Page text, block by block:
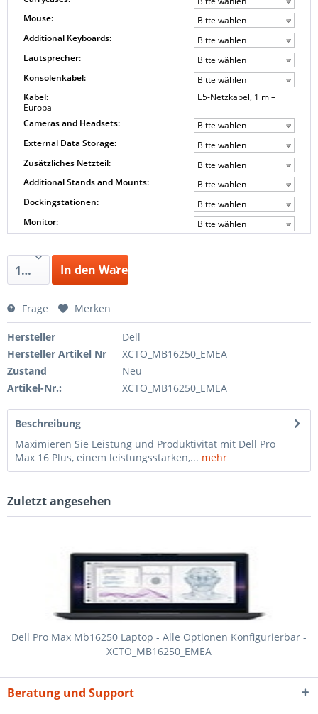
Mouse:
Bitte wählen
Additional Keyboards:
Bitte wählen
Lautsprecher:
Bitte wählen
Konsolenkabel:
Bitte wählen
Kabel:
E5-Netzkabel, 1 m –
Europa
Cameras and Headsets:
Bitte wählen
External Data Storage:
Bitte wählen
Zusätzliches Netzteil:
Bitte wählen
Additional Stands and Mounts:
Bitte wählen
Dockingstationen:
Bitte wählen
Monitor:
Bitte wählen
1 In den Warenkorb
Frage Merken
Hersteller
Dell
Hersteller Artikel Nr
XCTO_MB16250_EMEA
Zustand
Neu
Artikel-Nr.:
XCTO_MB16250_EMEA
Beschreibung
Maximieren Sie Leistung und Produktivität mit Dell Pro
Max 16 Plus, einem leistungsstarken,... mehr
Zuletzt angesehen
Dell Pro Max Mb16250 Laptop - Alle Optionen Konfigurierbar -
XCTO_MB16250_EMEA
Beratung und Support